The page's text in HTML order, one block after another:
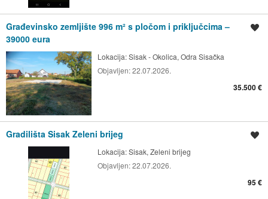
Građevinsko zemljište 996 m² s pločom i priključcima –
39000 eura
Lokacija:Sisak - Okolica, Odra Sisačka
Objavljen:22.07.2026.
35.500 €
Gradilišta Sisak Zeleni brijeg
Lokacija:Sisak, Zeleni brijeg
Objavljen:22.07.2026.
95 €